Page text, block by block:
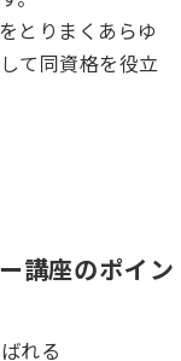
とりまくあらゆ
て同資格を役立
講座のポイン
れる